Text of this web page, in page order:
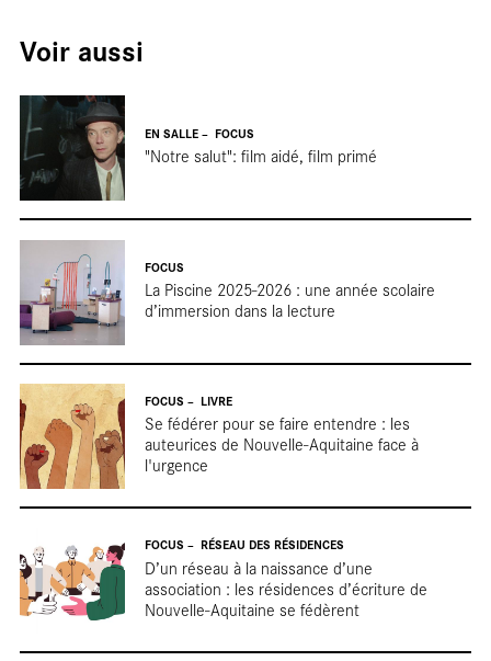
Voir aussi
EN SALLE FOCUS
"Notre salut": film aidé, film primé
FOCUS
La Piscine 2025-2026 : une année scolaire
d’immersion dans la lecture
FOCUS LIVRE
Se fédérer pour se faire entendre : les
auteurices de Nouvelle-Aquitaine face à
l'urgence
FOCUS RÉSEAU DES RÉSIDENCES
D’un réseau à la naissance d’une
association : les résidences d’écriture de
Nouvelle-Aquitaine se fédèrent